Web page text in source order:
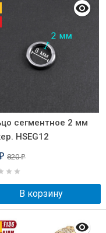
сегментное 2 мм
HSEG12
820₽
В корзину